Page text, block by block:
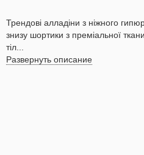
Трендові алладіни з ніжного
знизу шортики з преміальної
тіл...
Развернуть описание